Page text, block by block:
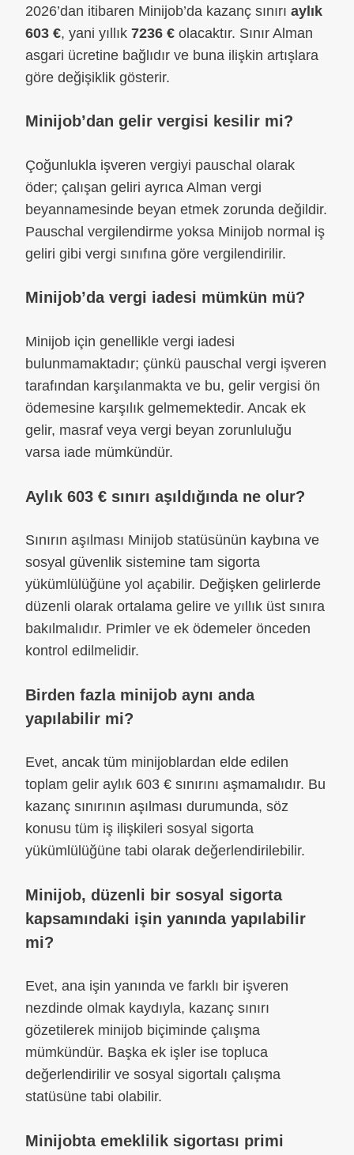
2026’dan itibaren Minijob’da kazanç sınırı aylık
603 €, yani yıllık 7236 € olacaktır. Sınır Alman
asgari ücretine bağlıdır ve buna ilişkin artışlara
göre değişiklik gösterir.
Minijob’dan gelir vergisi kesilir mi?
Çoğunlukla işveren vergiyi pauschal olarak
öder; çalışan geliri ayrıca Alman vergi
beyannamesinde beyan etmek zorunda değildir.
Pauschal vergilendirme yoksa Minijob normal iş
geliri gibi vergi sınıfına göre vergilendirilir.
Minijob’da vergi iadesi mümkün mü?
Minijob için genellikle vergi iadesi
bulunmamaktadır; çünkü pauschal vergi işveren
tarafından karşılanmakta ve bu, gelir vergisi ön
ödemesine karşılık gelmemektedir. Ancak ek
gelir, masraf veya vergi beyan zorunluluğu
varsa iade mümkündür.
Aylık 603 € sınırı aşıldığında ne olur?
Sınırın aşılması Minijob statüsünün kaybına ve
sosyal güvenlik sistemine tam sigorta
yükümlülüğüne yol açabilir. Değişken gelirlerde
düzenli olarak ortalama gelire ve yıllık üst sınıra
bakılmalıdır. Primler ve ek ödemeler önceden
kontrol edilmelidir.
Birden fazla minijob aynı anda
yapılabilir mi?
Evet, ancak tüm minijoblardan elde edilen
toplam gelir aylık 603 € sınırını aşmamalıdır. Bu
kazanç sınırının aşılması durumunda, söz
konusu tüm iş ilişkileri sosyal sigorta
yükümlülüğüne tabi olarak değerlendirilebilir.
Minijob, düzenli bir sosyal sigorta
kapsamındaki işin yanında yapılabilir
mi?
Evet, ana işin yanında ve farklı bir işveren
nezdinde olmak kaydıyla, kazanç sınırı
gözetilerek minijob biçiminde çalışma
mümkündür. Başka ek işler ise topluca
değerlendirilir ve sosyal sigortalı çalışma
statüsüne tabi olabilir.
Minijobta emeklilik sigortası primi